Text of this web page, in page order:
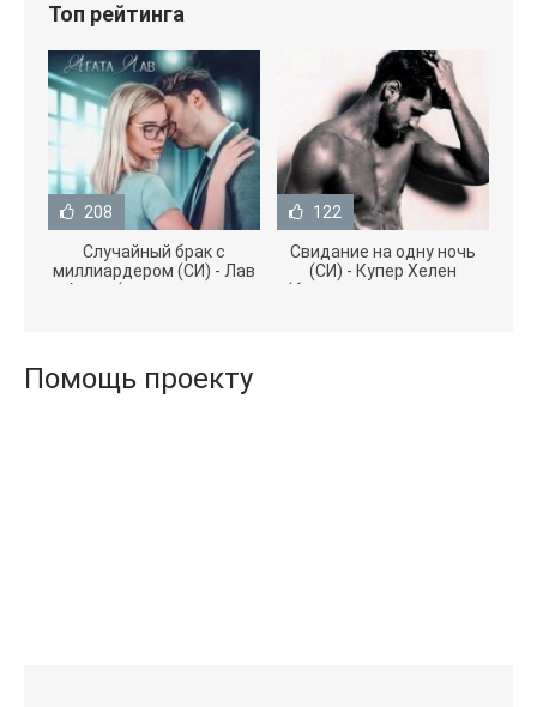
Топ рейтинга
208
Случайный брак с
миллиардером (СИ) - Лав
Агата (полная версия
122
Свидание на одну ночь
(СИ) - Купер Хелен
(бесплатные серии книг
Помощь проекту